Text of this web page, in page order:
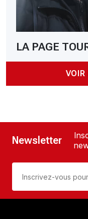
LA PAGE
VOIR
Newsletter